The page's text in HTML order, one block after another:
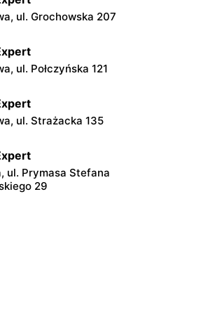
ul. Grochowska 207
ul. Połczyńska 121
ul. Strażacka 135
ul. Prymasa Stefana
29